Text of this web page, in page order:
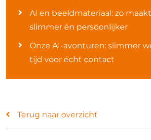
AI en beeldmateriaal: zo
slimmer én persoonlijker
Onze AI-avonturen: slimmer
tijd voor écht contact
Terug naar overzicht